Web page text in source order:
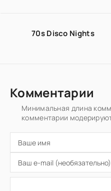
70s Disco Nights
Комментарии
Минимальная длина
комментарии